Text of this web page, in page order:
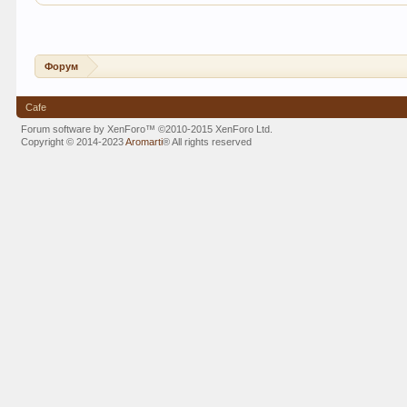
Форум
Cafe
Forum software by XenForo™©2010-2015 XenForo Ltd.
Copyright © 2014-2023Aromarti®All rights reserved